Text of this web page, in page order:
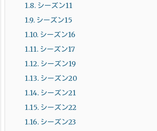
1.8. シーズン11
1.9. シーズン15
1.10. シーズン16
1.11. シーズン17
1.12. シーズン19
1.13. シーズン20
1.14. シーズン21
1.15. シーズン22
1.16. シーズン23